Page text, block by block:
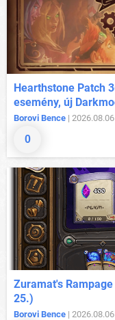
0
Hearthstone Patch
esemény, új
Borovi Bence |
Zuramat's
25.)
Borovi Bence |